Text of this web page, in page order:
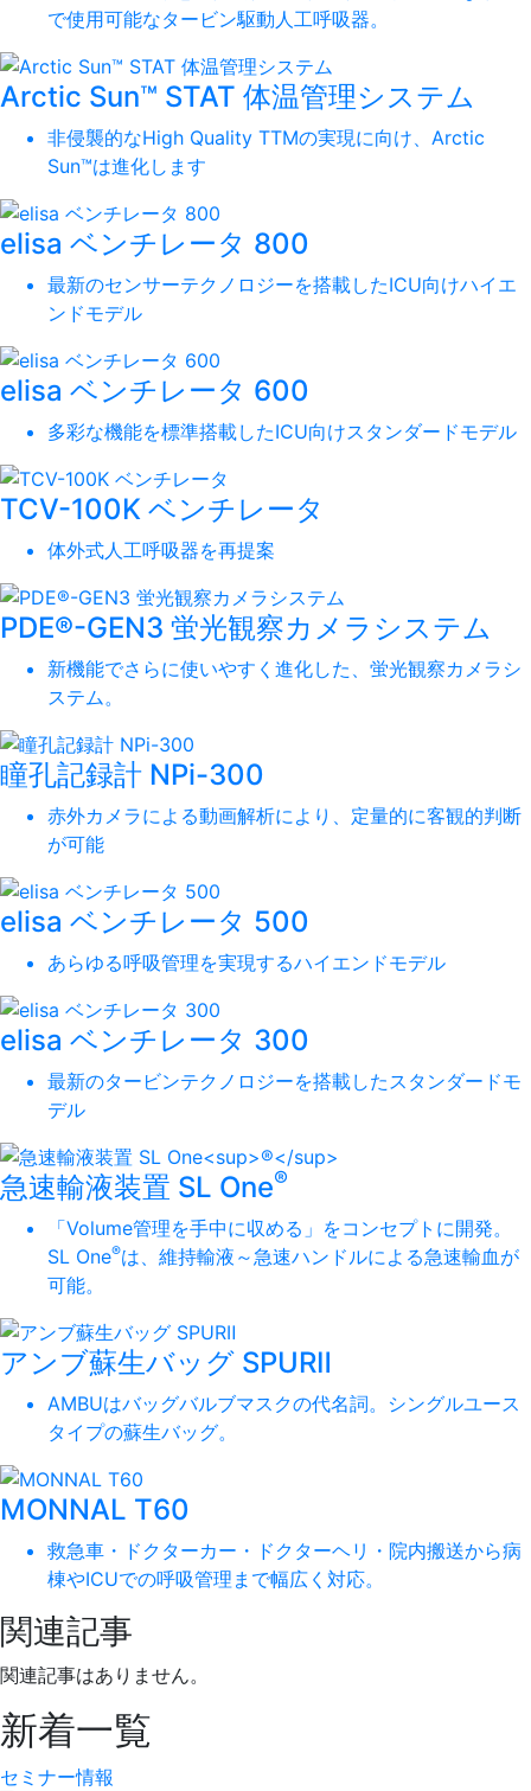
で使用可能なタービン駆動人工呼吸器。
Arctic Sun™ STAT 体温管理システム
非侵襲的なHigh Quality TTMの実現に向け、Arctic
Sun™は進化します
elisa ベンチレータ 800
最新のセンサーテクノロジーを搭載したICU向けハイエ
ンドモデル
elisa ベンチレータ 600
多彩な機能を標準搭載したICU向けスタンダードモデル
TCV-100K ベンチレータ
体外式人工呼吸器を再提案
PDE®-GEN3 蛍光観察カメラシステム
新機能でさらに使いやすく進化した、蛍光観察カメラシ
ステム。
瞳孔記録計 NPi-300
赤外カメラによる動画解析により、定量的に客観的判断
が可能
elisa ベンチレータ 500
あらゆる呼吸管理を実現するハイエンドモデル
elisa ベンチレータ 300
最新のタービンテクノロジーを搭載したスタンダードモ
デル
急速輸液装置 SL One®
「Volume管理を手中に収める」をコンセプトに開発。
SL One®は、維持輸液～急速ハンドルによる急速輸血が
可能。
アンブ蘇生バッグ SPURⅡ
AMBUはバッグバルブマスクの代名詞。シングルユース
タイプの蘇生バッグ。
MONNAL T60
救急車・ドクターカー・ドクターヘリ・院内搬送から病
棟やICUでの呼吸管理まで幅広く対応。
関連記事
関連記事はありません。
新着一覧
セミナー情報